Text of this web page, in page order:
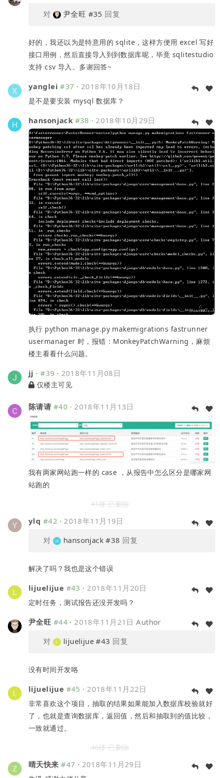
对
尹全旺 #35 回复
好的，我还以为是特意用的 sqlite，这样方便用 excel 写好
接口用例，然后直接导入到到数据库呢，毕竟 sqlitestudio
支持 csv 导入。多谢回答~
yanglei #37 · 2018年10月18日
是不是要安装 mysql 数据库？
hansonjack #38 · 2018年10月29日
执行 python manage.py makemigrations fastrunner
usermanager 时，报错：MonkeyPatchWarning，麻烦
楼主看看什么问题。
jj ·#39 · 2018年11月08日
仅楼主可见
陈请请 #40 ·2018年11月13日
我有两家网站跑一样的 case ，从报告中怎么区分是哪家网
站跑的
41楼 已删除
ylq #42 ·2018年11月19日
对
hansonjack #38 回复
解决了吗？我也是这个错误
lijuelijue #43 · 2018年11月20日
定时任务，测试报告还没开发吗？
尹全旺 #44· 2018年11月21日 Author
对
lijuelijue #43 回复
没有时间开发咯
lijuelijue #45 · 2018年11月22日
非常喜欢这个项目，抽取的结果如果能加入数据库校验就好
了，也就是查询数据库，返回值，然后和抽取到的值比较，
一致就通过。
46楼 已删除
晴天快来 #47 · 2018年11月29日